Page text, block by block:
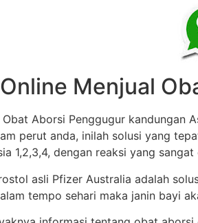
Menjual
Aborsi Penggugur kandungan
perut anda, inilah solusi yang
1,2,3,4, dengan reaksi yang
asli Pfizer Australia adalah
tempo sehari maka janin bayi